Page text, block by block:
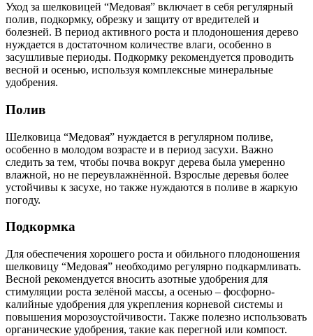
Уход за шелковицей “Медовая” включает в себя регулярный
полив, подкормку, обрезку и защиту от вредителей и
болезней. В период активного роста и плодоношения дерево
нуждается в достаточном количестве влаги, особенно в
засушливые периоды. Подкормку рекомендуется проводить
весной и осенью, используя комплексные минеральные
удобрения.
Полив
Шелковица “Медовая” нуждается в регулярном поливе,
особенно в молодом возрасте и в период засухи. Важно
следить за тем, чтобы почва вокруг дерева была умеренно
влажной, но не переувлажнённой. Взрослые деревья более
устойчивы к засухе, но также нуждаются в поливе в жаркую
погоду.
Подкормка
Для обеспечения хорошего роста и обильного плодоношения
шелковицу “Медовая” необходимо регулярно подкармливать.
Весной рекомендуется вносить азотные удобрения для
стимуляции роста зелёной массы, а осенью – фосфорно-
калийные удобрения для укрепления корневой системы и
повышения морозоустойчивости. Также полезно использовать
органические удобрения, такие как перегной или компост.